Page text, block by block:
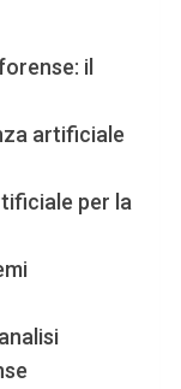
il
artificiale
per la